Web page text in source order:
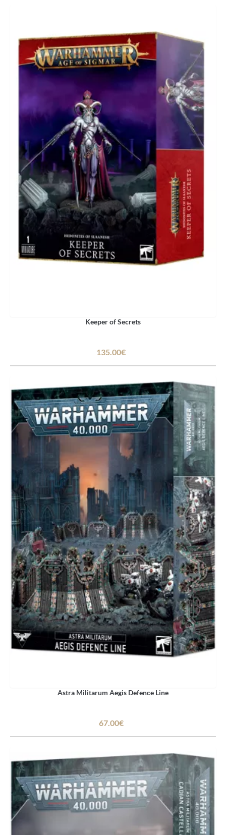
Keeper of Secrets
135.00€
Astra Militarum Aegis Defence Line
67.00€